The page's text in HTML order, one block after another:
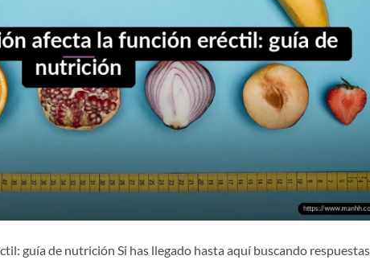
guía de nutrición Si has llegado hasta aquí buscando